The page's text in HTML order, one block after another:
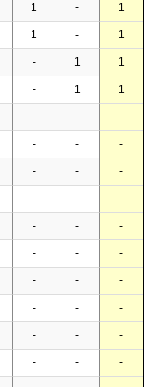
1 - 1
1 - 1
- 1 1
- 1 1
- - -
- - -
- - -
- - -
- - -
- - -
- - -
- - -
- - -
- - -